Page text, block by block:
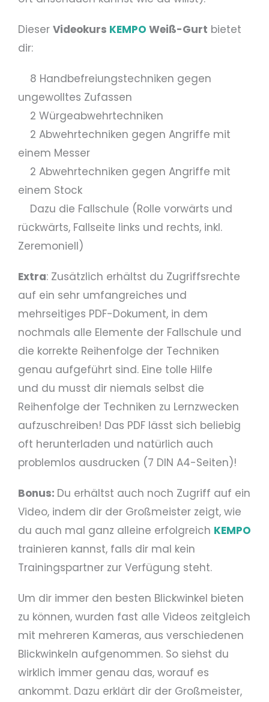
Dieser Videokurs KEMPO Weiß-Gurt bietet
dir:
8 Handbefreiungstechniken gegen
ungewolltes Zufassen
2 Würgeabwehrtechniken
2 Abwehrtechniken gegen Angriffe mit
einem Messer
2 Abwehrtechniken gegen Angriffe mit
einem Stock
Dazu die Fallschule (Rolle vorwärts und
rückwärts, Fallseite links und rechts, inkl.
Zeremoniell)
Extra: Zusätzlich erhältst du Zugriffsrechte
auf ein sehr umfangreiches und
mehrseitiges PDF-Dokument, in dem
nochmals alle Elemente der Fallschule und
die korrekte Reihenfolge der Techniken
genau aufgeführt sind. Eine tolle Hilfe
und du musst dir niemals selbst die
Reihenfolge der Techniken zu Lernzwecken
aufzuschreiben! Das PDF lässt sich beliebig
oft herunterladen und natürlich auch
problemlos ausdrucken (7 DIN A4-Seiten)!
Bonus: Du erhältst auch noch Zugriff auf ein
Video, indem dir der Großmeister zeigt, wie
du auch mal ganz alleine erfolgreich KEMPO
trainieren kannst, falls dir mal kein
Trainingspartner zur Verfügung steht.
Um dir immer den besten Blickwinkel bieten
zu können, wurden fast alle Videos zeitgleich
mit mehreren Kameras, aus verschiedenen
Blickwinkeln aufgenommen. So siehst du
wirklich immer genau das, worauf es
ankommt. Dazu erklärt dir der Großmeister,